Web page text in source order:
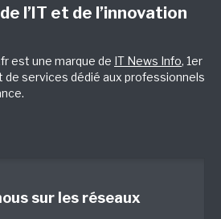
l’IT et de l’innovation
est une marque de IT News Info, 1er
services dédié aux professionnels
sur les réseaux